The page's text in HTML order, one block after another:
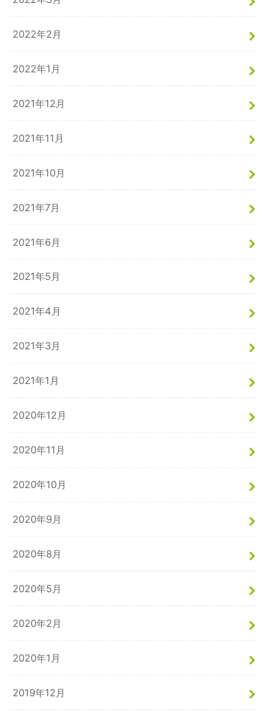
2022年2月
2022年1月
2021年12月
2021年11月
2021年10月
2021年7月
2021年6月
2021年5月
2021年4月
2021年3月
2021年1月
2020年12月
2020年11月
2020年10月
2020年9月
2020年8月
2020年5月
2020年2月
2020年1月
2019年12月